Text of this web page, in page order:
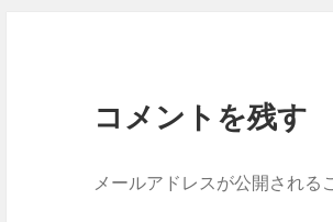
コメントを残す
メールアドレスが公開される